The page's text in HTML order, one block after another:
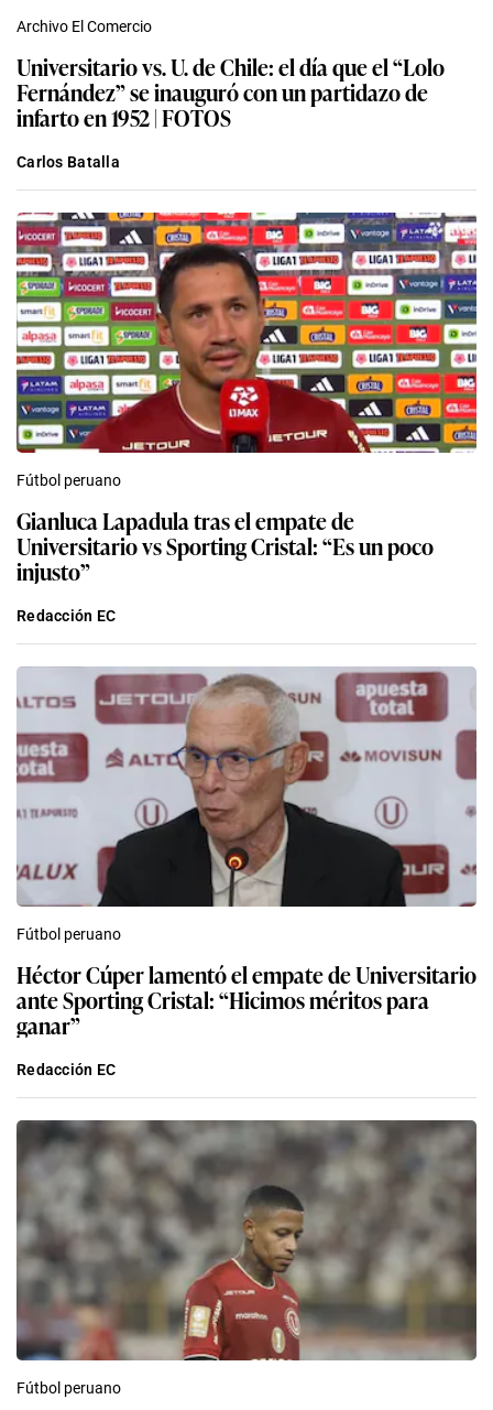
Archivo El Comercio
Universitario vs. U. de Chile: el día que el “Lolo
Fernández” se inauguró con un partidazo de
infarto en 1952 | FOTOS
Carlos Batalla
Fútbol peruano
Gianluca Lapadula tras el empate de
Universitario vs Sporting Cristal: “Es un poco
injusto”
Redacción EC
Fútbol peruano
Héctor Cúper lamentó el empate de Universitario
ante Sporting Cristal: “Hicimos méritos para
ganar”
Redacción EC
Fútbol peruano